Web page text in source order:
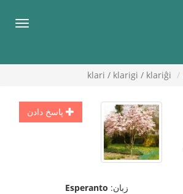
klari / klarigi / klariĝi
پاسخ دادن
زبان: Esperanto